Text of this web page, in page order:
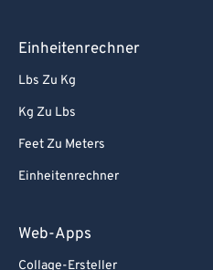
Einheitenrechner
Lbs Zu Kg
Kg Zu Lbs
Feet Zu Meters
Einheitenrechner
Web-Apps
Collage-Ersteller